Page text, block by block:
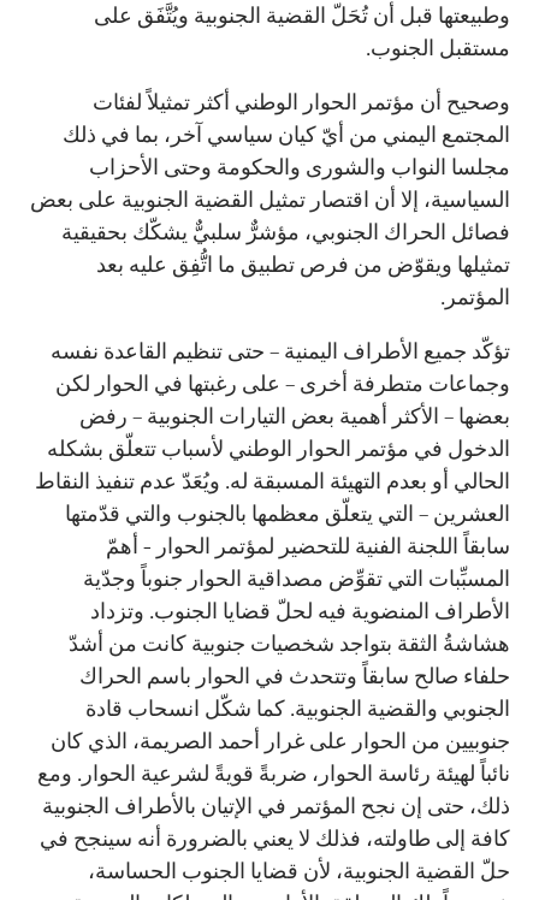
وطبيعتها قبل أن تُحَلّ القضية الجنوبية ويُتَّفَق على
مستقبل الجنوب.
وصحيح أن مؤتمر الحوار الوطني أكثر تمثيلاً لفئات
المجتمع اليمني من أيّ كيان سياسي آخر، بما في ذلك
مجلسا النواب والشورى والحكومة وحتى الأحزاب
السياسية، إلا أن اقتصار تمثيل القضية الجنوبية على بعض
فصائل الحراك الجنوبي، مؤشرٌّ سلبيٌّ يشكّك بحقيقية
تمثيلها ويقوّض من فرص تطبيق ما اتُّفِق عليه بعد
المؤتمر.
تؤكّد جميع الأطراف اليمنية – حتى تنظيم القاعدة نفسه
وجماعات متطرفة أخرى – على رغبتها في الحوار لكن
بعضها – الأكثر أهمية بعض التيارات الجنوبية – رفض
الدخول في مؤتمر الحوار الوطني لأسباب تتعلّق بشكله
الحالي أو بعدم التهيئة المسبقة له. ويُعَدّ عدم تنفيذ النقاط
العشرين – التي يتعلّق معظمها بالجنوب والتي قدّمتها
سابقاً اللجنة الفنية للتحضير لمؤتمر الحوار - أهمّ
المسبِّبات التي تقوِّض مصداقية الحوار جنوباً وجدّية
الأطراف المنضوية فيه لحلّ قضايا الجنوب. وتزداد
هشاشةُ الثقة بتواجد شخصيات جنوبية كانت من أشدّ
حلفاء صالح سابقاً وتتحدث في الحوار باسم الحراك
الجنوبي والقضية الجنوبية. كما شكّل انسحاب قادة
جنوبيين من الحوار على غرار أحمد الصريمة، الذي كان
نائباً لهيئة رئاسة الحوار، ضربةً قويةً لشرعية الحوار. ومع
ذلك، حتى إن نجح المؤتمر في الإتيان بالأطراف الجنوبية
كافة إلى طاولته، فذلك لا يعني بالضرورة أنه سينجح في
حلّ القضية الجنوبية، لأن قضايا الجنوب الحساسة،